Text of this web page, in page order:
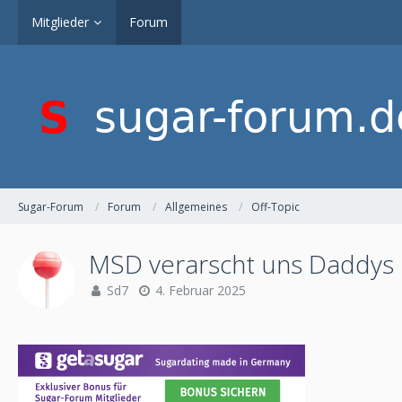
Mitglieder Forum
Sugar-Forum Forum Allgemeines Off-Topic
MSD verarscht uns Daddys
Sd7 4. Februar 2025